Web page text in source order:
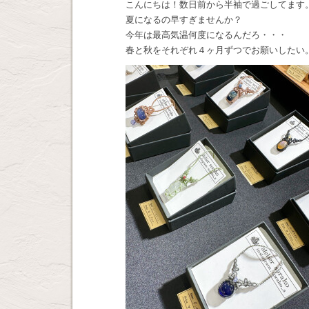
こんにちは！数日前から半袖で過ごしてます
夏になるの早すぎませんか？
今年は最高気温何度になるんだろ・・・
春と秋をそれぞれ４ヶ月ずつでお願いしたい